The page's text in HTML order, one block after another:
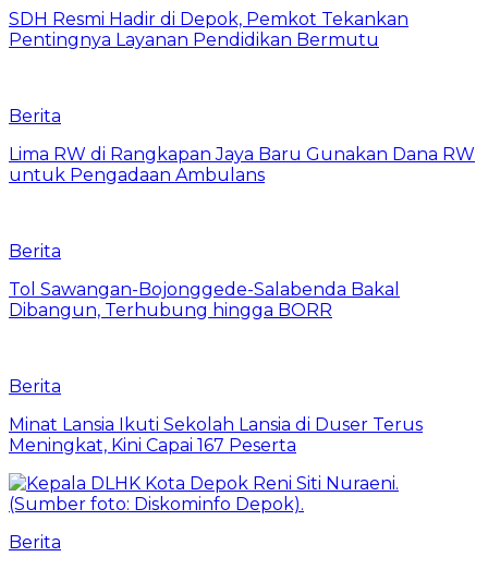
SDH Resmi Hadir di Depok, Pemkot Tekankan
Pentingnya Layanan Pendidikan Bermutu
Berita
Lima RW di Rangkapan Jaya Baru Gunakan Dana RW
untuk Pengadaan Ambulans
Berita
Tol Sawangan-Bojonggede-Salabenda Bakal
Dibangun, Terhubung hingga BORR
Berita
Minat Lansia Ikuti Sekolah Lansia di Duser Terus
Meningkat, Kini Capai 167 Peserta
Berita